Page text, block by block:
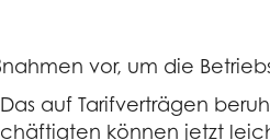
vor, um die
auf Tarifverträgen
können jetzt